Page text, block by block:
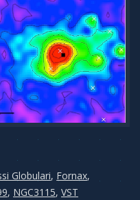
Globulari, Fornax,
, NGC3115, VST